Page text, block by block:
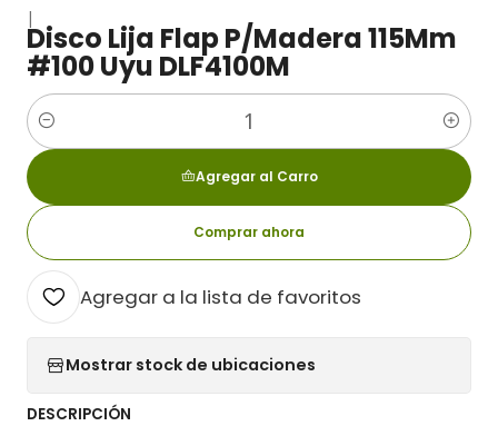
|
Disco Lija Flap P/Madera 115Mm
#100 Uyu DLF4100M
Cantidad
Agregar al Carro
Comprar ahora
Agregar a la lista de favoritos
Mostrar stock de ubicaciones
DESCRIPCIÓN